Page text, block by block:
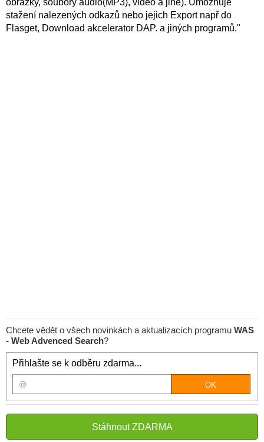
obrázky, soubory audio(MP3), video a jiné). Umožňuje
stažení nalezených odkazů nebo jejich Export např do
Flasget, Download akcelerator DAP. a jiných programů."
Chcete vědět o všech novinkách a aktualizacích programu WAS
- Web Advenced Search?
Přihlašte se k odběru zdarma...
Stáhnout ZDARMA